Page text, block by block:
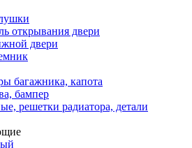
открывания двери
двери
багажника, капота
бампер
решетки радиатора, детали